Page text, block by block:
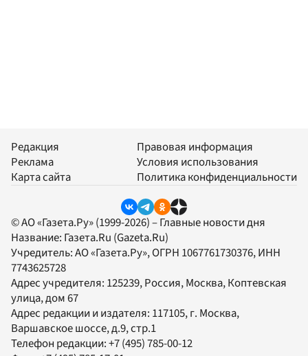
Редакция
Реклама
Карта сайта
Правовая информация
Условия использования
Политика конфиденциальности
© АО «Газета.Ру» (1999-2026) – Главные новости дня
Название: Газета.Ru (Gazeta.Ru)
Учредитель:АО «Газета.Ру», ОГРН 1067761730376, ИНН
7743625728
Адрес учредителя: 125239, Россия, Москва, Коптевская
улица, дом 67
Адрес редакции и издателя: 117105, г. Москва,
Варшавское шоссе, д.9, стр.1
Телефон редакции:+7 (495) 785-00-12